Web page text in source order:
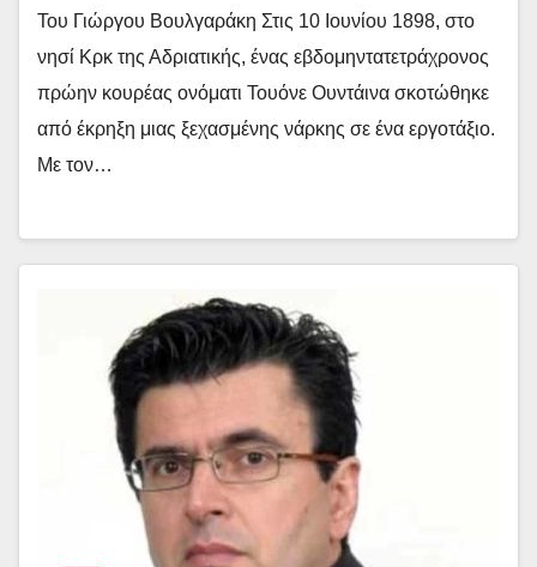
Του Γιώργου Βουλγαράκη Στις 10 Ιουνίου 1898, στο
νησί Κρκ της Αδριατικής, ένας εβδομηντατετράχρονος
πρώην κουρέας ονόματι Τουόνε Ουντάινα σκοτώθηκε
από έκρηξη μιας ξεχασμένης νάρκης σε ένα εργοτάξιο.
Με τον…